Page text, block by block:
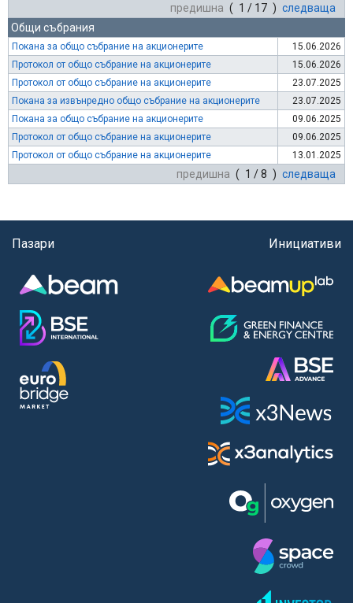
предишна ( 1 / 17 ) следваща
Общи събрания
Покана за общо събрание на акционерите
15.06.2026
Протокол от общо събрание на акционерите
15.06.2026
Протокол от общо събрание на акционерите
23.07.2025
Покана за извънредно общо събрание на акционерите
23.07.2025
Покана за общо събрание на акционерите
09.06.2025
Протокол от общо събрание на акционерите
09.06.2025
Протокол от общо събрание на акционерите
13.01.2025
предишна ( 1 / 8 ) следваща
Пазари Инициативи